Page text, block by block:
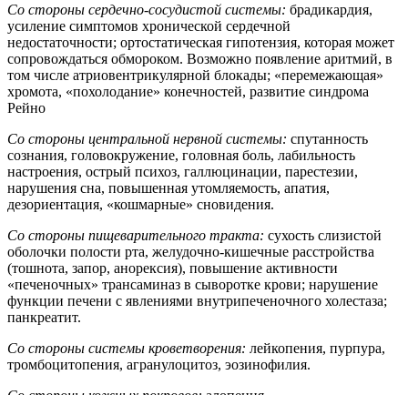
Со стороны сердечно-сосудистой системы: брадикардия,
усиление симптомов хронической сердечной
недостаточности; ортостатическая гипотензия, которая может
сопровождаться обмороком. Возможно появление аритмий, в
том числе атриовентрикулярной блокады; «перемежающая»
хромота, «похолодание» конечностей, развитие синдрома
Рейно
Со стороны центральной нервной системы: спутанность
сознания, головокружение, головная боль, лабильность
настроения, острый психоз, галлюцинации, парестезии,
нарушения сна, повышенная утомляемость, апатия,
дезориентация, «кошмарные» сновидения.
Со стороны пищеварительного тракта: сухость слизистой
оболочки полости рта, желудочно-кишечные расстройства
(тошнота, запор, анорексия), повышение активности
«печеночных» трансаминаз в сыворотке крови; нарушение
функции печени с явлениями внутрипеченочного холестаза;
панкреатит.
Со стороны системы кроветворения: лейкопения, пурпура,
тромбоцитопения, агранулоцитоз, эозинофилия.